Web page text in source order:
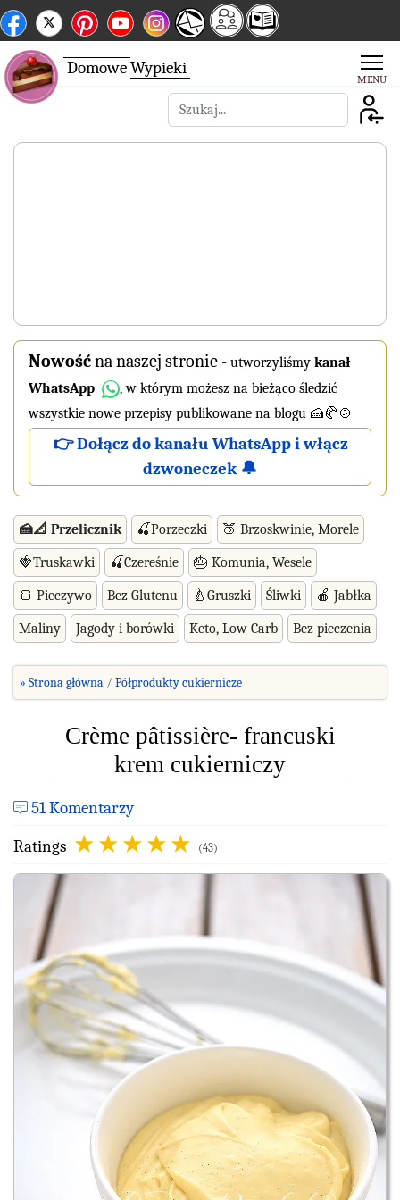
DomoweWypieki
Szukaj
Nowośćna naszej stronie - utworzyliśmy kanał
WhatsApp
, w którym możesz na bieżąco śledzić
wszystkie nowe przepisy publikowane na blogu 🍰🥐🍲
👉 Dołącz do kanału WhatsApp i włącz
dzwoneczek 🔔
🍰📐 Przelicznik 🍒Porzeczki 🍑 Brzoskwinie, Morele
🍓Truskawki 🍒Czereśnie 🎂 Komunia, Wesele
🍞 Pieczywo Bez Glutenu 🍐Gruszki Śliwki 🍎 Jabłka
Maliny Jagody i borówki Keto, Low Carb Bez pieczenia
» Strona główna Półprodukty cukiernicze
Crème pâtissière- francuski
krem cukierniczy
51 Komentarzy
Ratings
(43)